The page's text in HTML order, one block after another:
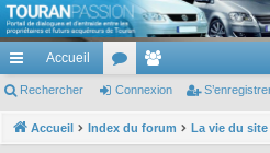
TouranPassion
Le forum des propriétaires ou futurs acquéreurs
cc
ès
Accueil
or
u
e
m
Rechercher Connexion
Accueil Index du forum La vie du site